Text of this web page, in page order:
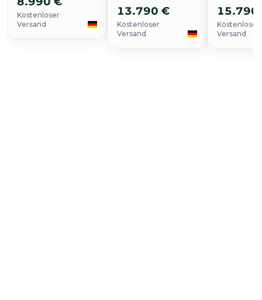
Kostenloser
Versand
13.790 €
Kostenloser
Versand
15.790
Kostenloser
Versand